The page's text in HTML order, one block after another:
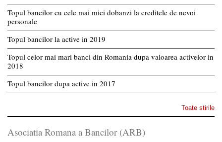
Topul bancilor cu cele mai mici dobanzi la creditele de nevoi
personale
Topul bancilor la active in 2019
Topul celor mai mari banci din Romania dupa valoarea activelor in
2018
Topul bancilor dupa active in 2017
Toate stirile
Asociatia Romana a Bancilor (ARB)